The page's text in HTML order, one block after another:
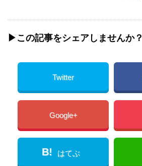
▶︎この記事をシェアしませんか？
Twitter
Google+
B! はてぶ